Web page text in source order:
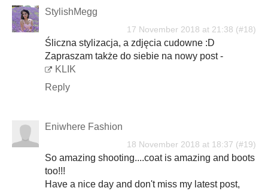
StylishMegg
17 November 2018 at 21:38
Śliczna stylizacja, a zdjęcia cudowne :D
Zapraszam także do siebie na nowy post -
KLIK
Reply
Eniwhere Fashion
18 November 2018 at 18:37
So amazing shooting....coat is amazing and boots
too!!!
Have a nice day and don't miss my latest post,